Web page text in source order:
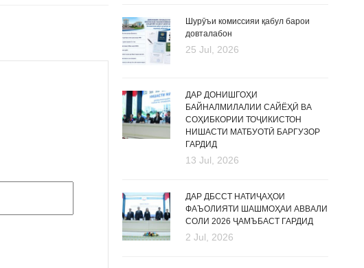
Шурӯъи комиссияи қабул барои
довталабон
25 Jul, 2026
ДАР ДОНИШГОҲИ
БАЙНАЛМИЛАЛИИ САЙЁҲӢ ВА
СОҲИБКОРИИ ТОҶИКИСТОН
НИШАСТИ МАТБУОТӢ БАРГУЗОР
ГАРДИД
13 Jul, 2026
ДАР ДБССТ НАТИҶАҲОИ
ФАЪОЛИЯТИ ШАШМОҲАИ АВВАЛИ
СОЛИ 2026 ҶАМЪБАСТ ГАРДИД
2 Jul, 2026